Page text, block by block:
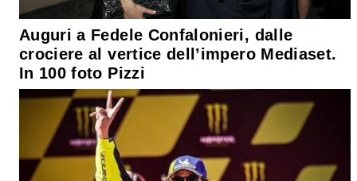
Auguri a Fedele Confalonieri, dalle
crociere al vertice dell’impero Mediaset.
In 100 foto Pizzi